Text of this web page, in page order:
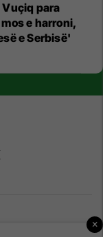
para
e harroni,
e Serbisë'
×